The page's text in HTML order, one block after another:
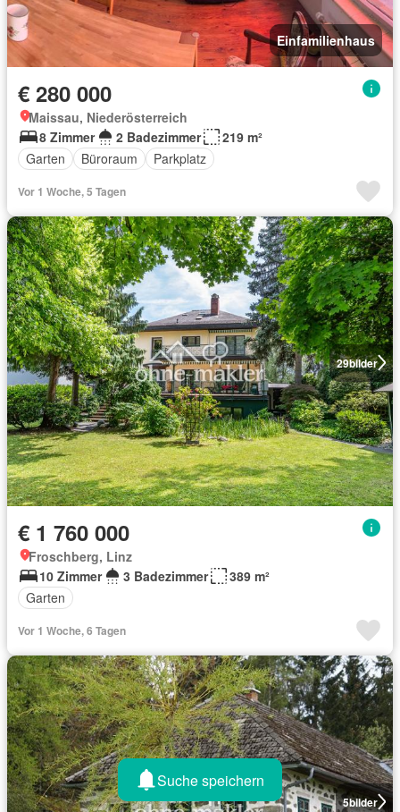
Einfamilienhaus
€ 280 000
Maissau, Niederösterreich
8 Zimmer
2 Badezimmer
219 m²
Garten
Büroraum Parkplatz
Vor 1 Woche, 5 Tagen
29bilder
€ 1 760 000
Froschberg, Linz
10 Zimmer
3 Badezimmer
389 m²
Garten
Vor 1 Woche, 6 Tagen
5bilder
Suche speichern